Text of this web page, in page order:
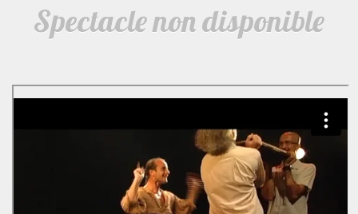
Spectacle non disponible